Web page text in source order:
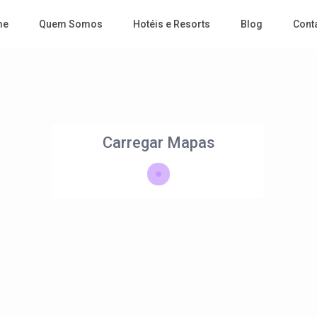
Quem Somos Hotéis e Resorts Blog
Carregar Mapas